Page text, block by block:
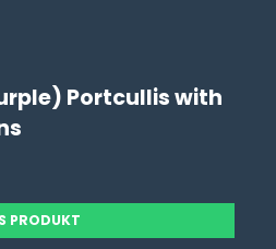
Portcullis with
PRODUKT